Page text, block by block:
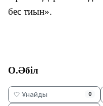
бес тиын».
О.Әбіл
🤍 Ұнайды 0